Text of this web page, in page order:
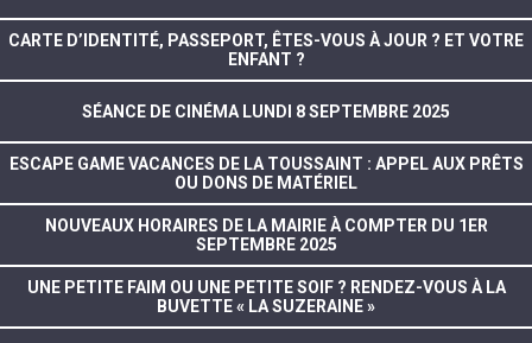
CARTE D’IDENTITÉ, PASSEPORT, ÊTES-VOUS À JOUR ? ET VOTRE
ENFANT ?
SÉANCE DE CINÉMA LUNDI 8 SEPTEMBRE 2025
ESCAPE GAME VACANCES DE LA TOUSSAINT : APPEL AUX PRÊTS
OU DONS DE MATÉRIEL
NOUVEAUX HORAIRES DE LA MAIRIE À COMPTER DU 1ER
SEPTEMBRE 2025
UNE PETITE FAIM OU UNE PETITE SOIF ? RENDEZ-VOUS À LA
BUVETTE « LA SUZERAINE »